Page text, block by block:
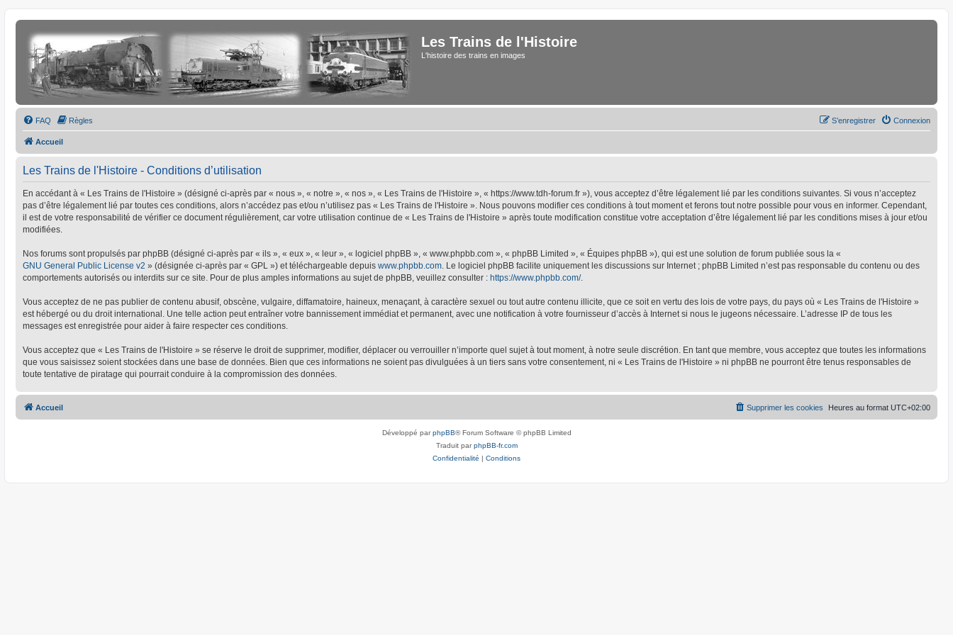
Les Trains de l'Histoire
L'histoire des trains en images
FAQ Règles Connexion
S’enregistrer
Accueil
Les Trains de l'Histoire - Conditions d’utilisation
En accédant à « Les Trains de l'Histoire » (désigné ci-après par « nous », « notre », « nos », « Les Trains de l'Histoire », « https://www.tdh-forum.fr »), vous acceptez d’être légalement lié par les conditions suivantes. Si vous n’acceptez
pas d’être légalement lié par toutes ces conditions, alors n’accédez pas et/ou n’utilisez pas « Les Trains de l'Histoire ». Nous pouvons modifier ces conditions à tout moment et ferons tout notre possible pour vous en informer. Cependant,
il est de votre responsabilité de vérifier ce document régulièrement, car votre utilisation continue de « Les Trains de l'Histoire » après toute modification constitue votre acceptation d’être légalement lié par les conditions mises à jour et/ou
modifiées.
Nos forums sont propulsés par phpBB (désigné ci-après par « ils », « eux », « leur », « logiciel phpBB », « www.phpbb.com », « phpBB Limited », « Équipes phpBB »), qui est une solution de forum publiée sous la «
GNU General Public License v2 » (désignée ci-après par « GPL ») et téléchargeable depuis www.phpbb.com. Le logiciel phpBB facilite uniquement les discussions sur Internet ; phpBB Limited n’est pas responsable du contenu ou des
comportements autorisés ou interdits sur ce site. Pour de plus amples informations au sujet de phpBB, veuillez consulter : https://www.phpbb.com/.
Vous acceptez de ne pas publier de contenu abusif, obscène, vulgaire, diffamatoire, haineux, menaçant, à caractère sexuel ou tout autre contenu illicite, que ce soit en vertu des lois de votre pays, du pays où « Les Trains de l'Histoire »
est hébergé ou du droit international. Une telle action peut entraîner votre bannissement immédiat et permanent, avec une notification à votre fournisseur d’accès à Internet si nous le jugeons nécessaire. L’adresse IP de tous les
messages est enregistrée pour aider à faire respecter ces conditions.
Vous acceptez que « Les Trains de l'Histoire » se réserve le droit de supprimer, modifier, déplacer ou verrouiller n’importe quel sujet à tout moment, à notre seule discrétion. En tant que membre, vous acceptez que toutes les informations
que vous saisissez soient stockées dans une base de données. Bien que ces informations ne soient pas divulguées à un tiers sans votre consentement, ni « Les Trains de l'Histoire » ni phpBB ne pourront être tenus responsables de
toute tentative de piratage qui pourrait conduire à la compromission des données.
Accueil Heures au format UTC+02:00
Supprimer les cookies
Développé parphpBB® Forum Software © phpBB Limited
Traduit parphpBB-fr.com
Confidentialité | Conditions